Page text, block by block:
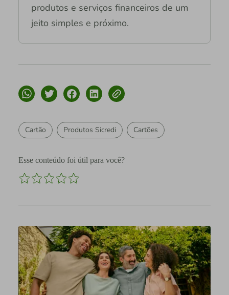
produtos e serviços financeiros de um
jeito simples e próximo.
Cartão Produtos Sicredi Cartões
Esse conteúdo foi útil para você?